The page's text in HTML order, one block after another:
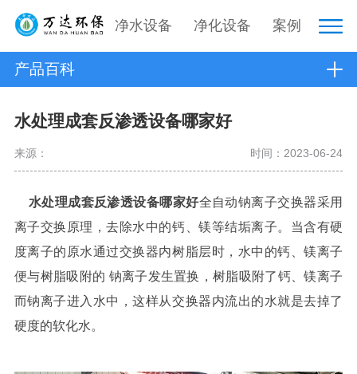
净水设备 净化设备 案例
产品百科
水处理成套反渗透设备哪家好
来源： 时间：2023-06-24
水处理成套反渗透设备哪家好全自动钠离子交换器采用
离子交换原理，去除水中的钙、镁等结垢离子。当含有硬
度离子的原水通过交换器内树脂层时，水中的钙、镁离子
便与树脂吸附的 钠离子发生置换，树脂吸附了钙、镁离子
而钠离子进入水中，这样从交换器内流出的水就是去掉了
硬度的软化水。